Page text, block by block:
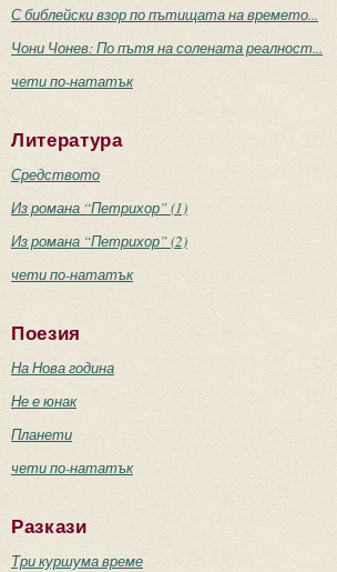
С библейски взор по пътищата на времето...
Чони Чонев: По пътя на солената реалност...
чети по-нататък
Литература
Средството
Из романа “Петрихор” (1)
Из романа “Петрихор” (2)
чети по-нататък
Поезия
На Нова година
Не е юнак
Планети
чети по-нататък
Разкази
Три куршума време